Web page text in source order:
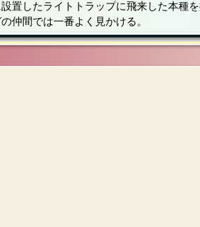
置したライトトラップに飛来した本種
仲間では一番よく見かける。